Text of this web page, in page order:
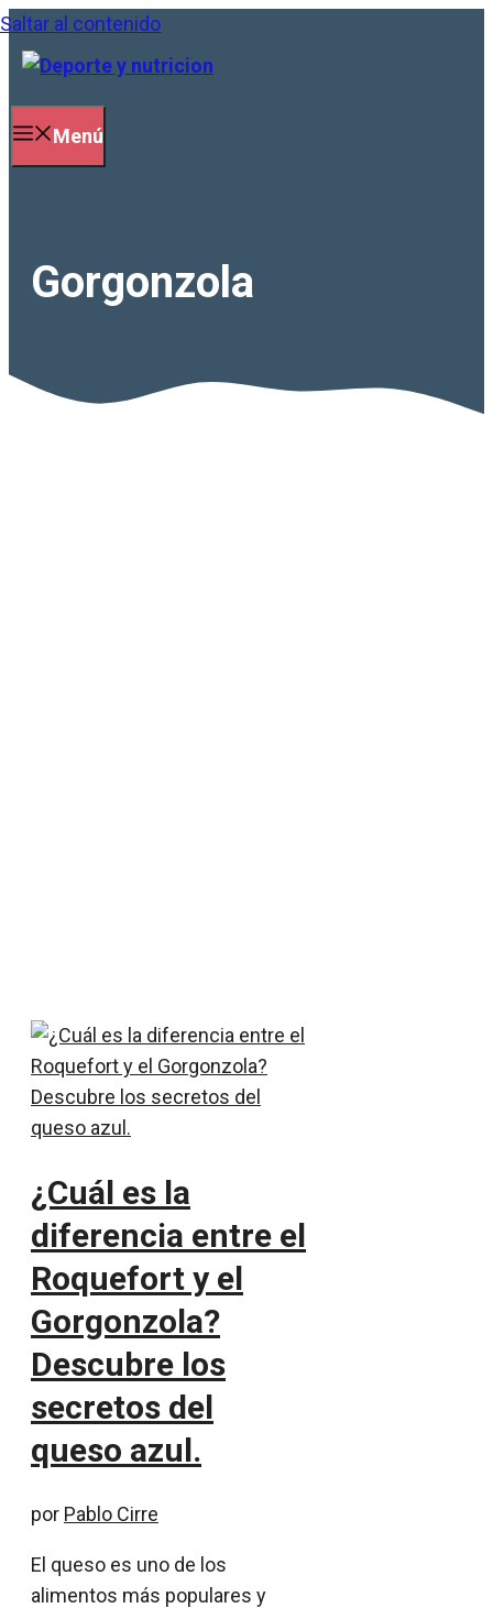
Saltar al contenido
Menú
Gorgonzola
¿Cuál es la
diferencia entre el
Roquefort y el
Gorgonzola?
Descubre los
secretos del
queso azul.
por Pablo Cirre
El queso es uno de los
alimentos más populares y